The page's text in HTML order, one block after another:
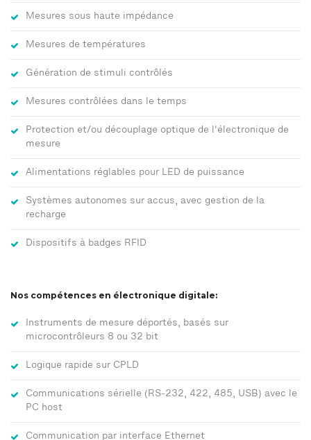
Mesures sous haute impédance
Mesures de températures
Génération de stimuli contrôlés
Mesures contrôlées dans le temps
Protection et/ou découplage optique de l'électronique de
mesure
Alimentations réglables pour LED de puissance
Systèmes autonomes sur accus, avec gestion de la
recharge
Dispositifs à badges RFID
Nos compétences en électronique digitale:
Instruments de mesure déportés, basés sur
microcontrôleurs 8 ou 32 bit
Logique rapide sur CPLD
Communications sérielle (RS-232, 422, 485, USB) avec le
PC host
Communication par interface Ethernet